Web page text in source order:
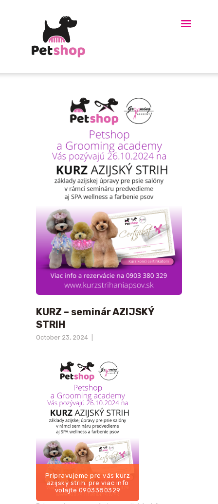
PSOV
OBDARUJTE
BLÍZKYCH
NAŠI ČLENOVIA
GALÉRIA
LINKY-ODKAZY
BLOG
NOVINKY
E-SHOP
KONTAKT
KURZ – seminár AZIJSKÝ
STRIH
October 23, 2024
Pripravujeme pre vás kurz
azijský strih. pre viac info
volajte 0903380329